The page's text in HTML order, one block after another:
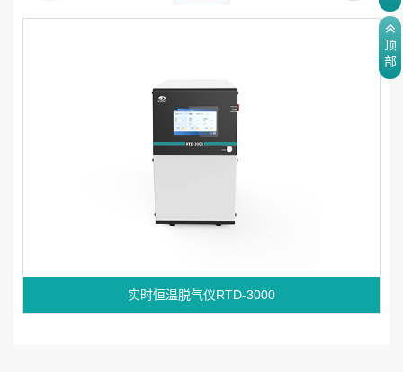
实时恒温脱气仪RTD-3000
顶
部